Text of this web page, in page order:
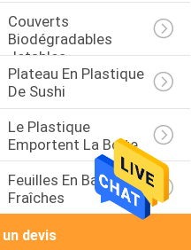
Couverts
Biodégradables
Jetables
Plateau En Plastique
De Sushi
Le Plastique
Emportent La Boîte
Feuilles En Bambou
Fraîches
devis